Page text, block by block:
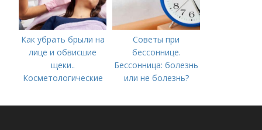
Как убрать брыли на
лице и обвисшие
щеки..
Косметологические
Советы при
бессоннице.
Бессонница: болезнь
или не болезнь?